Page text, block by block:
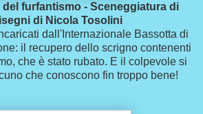
del furfantismo - Sceneggiatura di
di Nicola Tosolini
dall'Internazionale Bassotta di
il recupero dello scrigno contenenti
che è stato rubato. E il colpevole si
che conoscono fin troppo bene!